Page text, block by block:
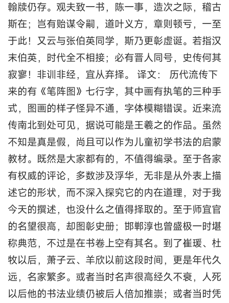
翰牍仍存。观夫致一书，陈一事，造次之际，稽古
斯在；岂有贻谋令嗣，道叶义方，章则顿亏，一至
于此！又云与张伯英同学，斯乃更彰虚诞。若指汉
末伯英，时代全不相接；必有晋人同号，史传何其
寂寥！非训非经，宜从弃择。 译文： 历代流传下
来的有《笔阵图》七行字，其中画有执笔的三种手
式，图画的样子怪异不通，字体模糊错误。近来流
传南北到处可见，据说可能是王羲之的作品。虽然
不知是真是假，尚且可以作为儿童初学书法的启蒙
教材。既然是大家都有的，不值得编录。至于各家
有权威的评论，多数涉及浮华，无非是从外表上描
述它的形状，而不深入探究它的内在道理，对于我
今天的撰述，也没什么之值得择取的。至于师宜官
的名望很高，却图彰史册；邯郸淳也曾盛极一时堪
称典范，不过是在书卷上空有其名。到了崔瑗、杜
牧以后，萧子云、羊欣以前这段时间，更是年代久
远，名家繁多。或者当时名声很高经久不衰，人死
以后他的书法业绩仍被后人倍加推崇；或者当时凭